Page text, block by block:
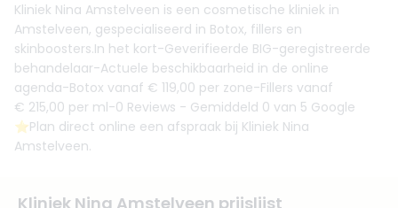
Kliniek Nina Amstelveen is een cosmetische kliniek in
Amstelveen, gespecialiseerd in Botox, fillers en
skinboosters.In het kort-Geverifieerde BIG-geregistreerde
behandelaar-Actuele beschikbaarheid in de online
agenda-Botox vanaf € 119,00 per zone-Fillers vanaf
€ 215,00 per ml-0 Reviews - Gemiddeld 0 van 5 Google
⭐️Plan direct online een afspraak bij Kliniek Nina
Amstelveen.
Kliniek Nina Amstelveen prijslijst